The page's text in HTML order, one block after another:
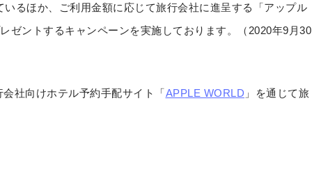
るほか、ご利用金額に応じて旅行会社に進呈する「アップル
ゼントするキャンペーンを実施しております。（2020年9月30
社向けホテル予約手配サイト「APPLE WORLD 」を通じて旅